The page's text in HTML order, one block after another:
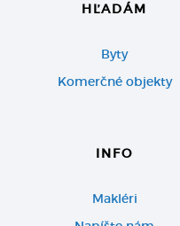
HĽADÁM
Byty
Komerčné objekty
INFO
Makléri